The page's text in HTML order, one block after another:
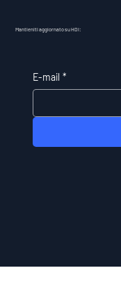
Mantieniti aggiornato su HDI:
E-mail *